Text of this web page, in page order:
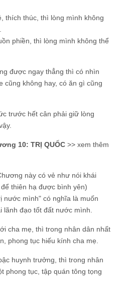
thích thúc, thì lòng mình không
phiền, thì lòng mình không thể
được ngay thẳng thì có nhìn
cũng không hay, có ăn gì cũng
trước hết cân phải giữ lòng
10: TRỊ QUỐC >> xem thêm
này có vẻ như nói khái
thiên hạ được bình yên)
nước mình" có nghĩa là muốn
đạo tốt đất nước mình.
cha mẹ, thì trong nhân dân nhất
phong tục hiếu kính cha mẹ.
huynh trưởng, thì trong nhân
phong tục, tập quán tông tọng